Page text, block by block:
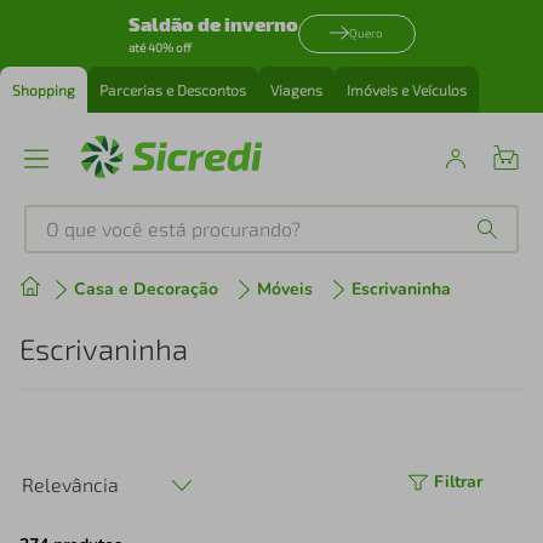
Saldão de inverno
até 40% off
Quero
Shopping Parcerias e Descontos Viagens Imóveis e Veículos
O que você está procurando?
Casa e Decoração Móveis Escrivaninha
Escrivaninha
Relevância Filtrar
Produtos mais buscados
tenis
º perfume